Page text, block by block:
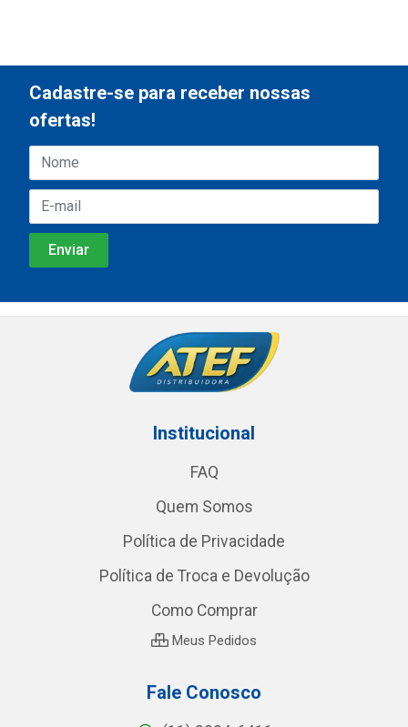
Cadastre-se para receber nossas
ofertas!
Institucional
FAQ
Quem Somos
Política de Privacidade
Política de Troca e Devolução
Como Comprar
Meus Pedidos
Fale Conosco